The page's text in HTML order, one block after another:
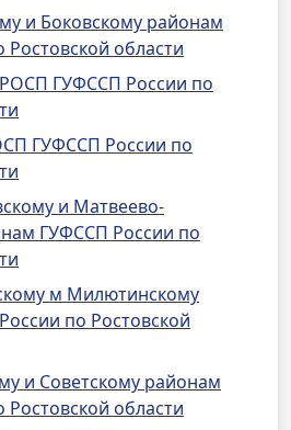
и Боковскому районам
области
РОСП ГУФССП России по
ГУФССП России по
и Матвеево-
ГУФССП России по
м Милютинскому
по Ростовской
и Советскому районам
области